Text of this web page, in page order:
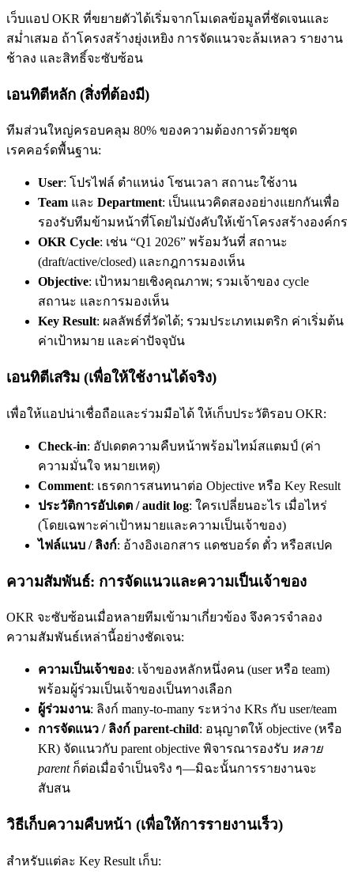
เว็บแอป OKR ที่ขยายตัวได้เริ่มจากโมเดลข้อมูลที่ชัดเจนและ
สม่ำเสมอ ถ้าโครงสร้างยุ่งเหยิง การจัดแนวจะล้มเหลว รายงาน
ช้าลง และสิทธิ์จะซับซ้อน
เอนทิตีหลัก (สิ่งที่ต้องมี)
ทีมส่วนใหญ่ครอบคลุม 80% ของความต้องการด้วยชุด
เรคคอร์ดพื้นฐาน:
User: โปรไฟล์ ตำแหน่ง โซนเวลา สถานะใช้งาน
Team และ Department: เป็นแนวคิดสองอย่างแยกกันเพื่อ
รองรับทีมข้ามหน้าที่โดยไม่บังคับให้เข้าโครงสร้างองค์กร
OKR Cycle: เช่น “Q1 2026” พร้อมวันที่ สถานะ
(draft/active/closed) และกฎการมองเห็น
Objective: เป้าหมายเชิงคุณภาพ; รวมเจ้าของ cycle
สถานะ และการมองเห็น
Key Result: ผลลัพธ์ที่วัดได้; รวมประเภทเมตริก ค่าเริ่มต้น
ค่าเป้าหมาย และค่าปัจจุบัน
เอนทิตีเสริม (เพื่อให้ใช้งานได้จริง)
เพื่อให้แอปน่าเชื่อถือและร่วมมือได้ ให้เก็บประวัติรอบ OKR:
Check-in: อัปเดตความคืบหน้าพร้อมไทม์สแตมป์ (ค่า
ความมั่นใจ หมายเหตุ)
Comment: เธรดการสนทนาต่อ Objective หรือ Key Result
ประวัติการอัปเดต / audit log: ใครเปลี่ยนอะไร เมื่อไหร่
(โดยเฉพาะค่าเป้าหมายและความเป็นเจ้าของ)
ไฟล์แนบ / ลิงก์: อ้างอิงเอกสาร แดชบอร์ด ตั๋ว หรือสเปค
ความสัมพันธ์: การจัดแนวและความเป็นเจ้าของ
OKR จะซับซ้อนเมื่อหลายทีมเข้ามาเกี่ยวข้อง จึงควรจำลอง
ความสัมพันธ์เหล่านี้อย่างชัดเจน:
ความเป็นเจ้าของ: เจ้าของหลักหนึ่งคน (user หรือ team)
พร้อมผู้ร่วมเป็นเจ้าของเป็นทางเลือก
ผู้ร่วมงาน: ลิงก์ many-to-many ระหว่าง KRs กับ user/team
การจัดแนว / ลิงก์ parent-child: อนุญาตให้ objective (หรือ
KR) จัดแนวกับ parent objective พิจารณารองรับ หลาย
parentก็ต่อเมื่อจำเป็นจริง ๆ—มิฉะนั้นการรายงานจะ
สับสน
วิธีเก็บความคืบหน้า (เพื่อให้การรายงานเร็ว)
สำหรับแต่ละ Key Result เก็บ: